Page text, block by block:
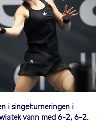
i singelturneringen i
vann med 6-2, 6-2.